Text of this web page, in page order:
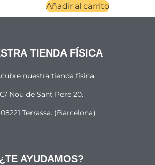
Añadir al carrito
TIENDA FÍSICA
nuestra tienda física.
C/ Nou de Sant Pere 20.
Terrassa. (Barcelona)
¿TE AYUDAMOS?